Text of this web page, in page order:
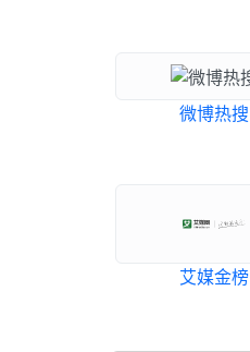
微博热搜
艾媒金榜